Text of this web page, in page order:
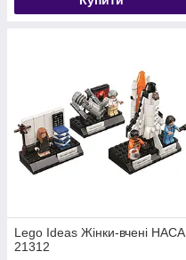
Lego Ideas Жінки-вчені НАСА
21312